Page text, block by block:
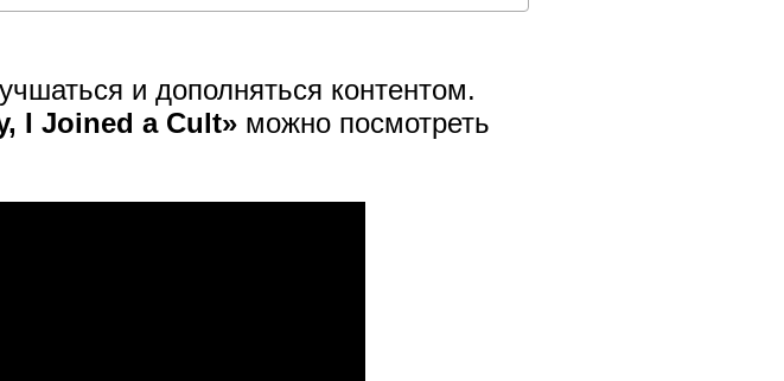
и дополняться контентом.
I Joined a Cult» можно посмотреть